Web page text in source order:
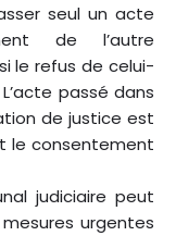
seul un acte
de l’autre
le refus de celui-
passé dans
de justice est
le consentement
judiciaire peut
urgentes